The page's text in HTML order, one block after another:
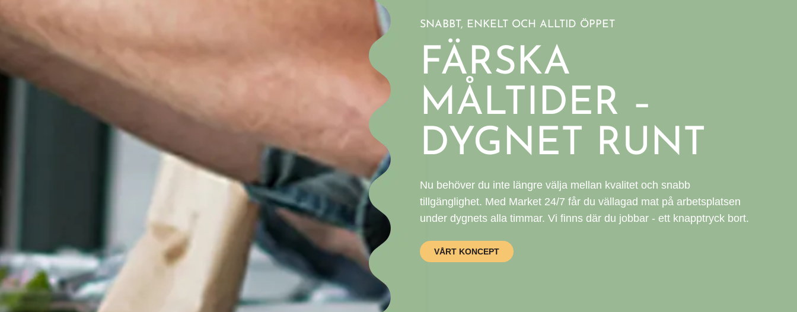
SNABBT, ENKELT OCH ALLTID ÖPPET
FÄRSKA
MÅLTIDER –
DYGNET RUNT
Nu behöver du inte längre välja mellan kvalitet och snabb
tillgänglighet. Med Market 24/7 får du vällagad mat på arbetsplatsen
under dygnets alla timmar. Vi finns där du jobbar - ett knapptryck bort.
VÅRT KONCEPT